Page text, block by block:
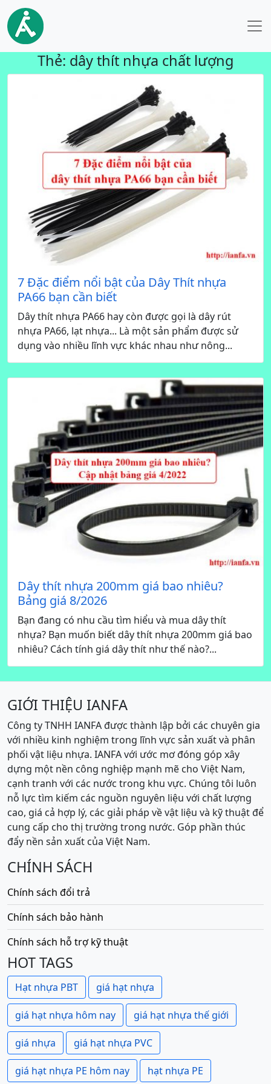
Thẻ: dây thít nhựa chất lượng
7 Đặc điểm nổi bật của Dây Thít nhựa
PA66 bạn cần biết
Dây thít nhựa PA66 hay còn được gọi là dây rút
nhựa PA66, lạt nhựa... Là một sản phẩm được sử
dụng vào nhiều lĩnh vực khác nhau như nông...
Dây thít nhựa 200mm giá bao nhiêu?
Bảng giá 8/2026
Bạn đang có nhu cầu tìm hiểu và mua dây thít
nhựa? Bạn muốn biết dây thít nhựa 200mm giá bao
nhiêu? Cách tính giá dây thít như thế nào?...
GIỚI THIỆU IANFA
Công ty TNHH IANFA được thành lập bởi các chuyên gia
với nhiều kinh nghiệm trong lĩnh vực sản xuất và phân
phối vật liệu nhựa. IANFA với ước mơ đóng góp xây
dựng một nền công nghiệp mạnh mẽ cho Việt Nam,
cạnh tranh với các nước trong khu vực. Chúng tôi luôn
nỗ lực tìm kiếm các nguồn nguyên liệu với chất lượng
cao, giá cả hợp lý, các giải pháp về vật liệu và kỹ thuật để
cung cấp cho thị trường trong nước. Góp phần thúc
đẩy nền sản xuất của Việt Nam.
CHÍNH SÁCH
Chính sách đổi trả
Chính sách bảo hành
Chính sách hỗ trợ kỹ thuật
HOT TAGS
Hạt nhựa PBT giá hạt nhựa
giá hạt nhựa hôm nay giá hạt nhựa thế giới
giá nhựa giá hạt nhựa PVC
giá hạt nhựa PE hôm nay hạt nhựa PE